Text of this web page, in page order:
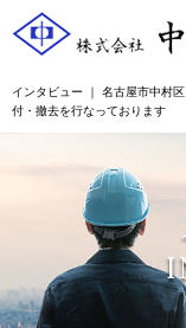
インタビュー ｜ 名古屋市中村
付・撤去を行なっております